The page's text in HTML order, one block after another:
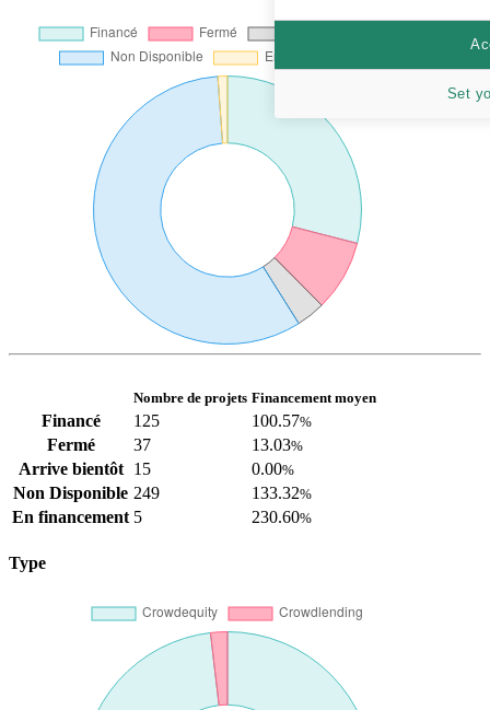
Nombre de projets Financement moyen
Financé 125 100.57%
Fermé 37 13.03%
Arrive bientôt 15 0.00%
Non Disponible 249 133.32%
En financement 5 230.60%
Type
Set